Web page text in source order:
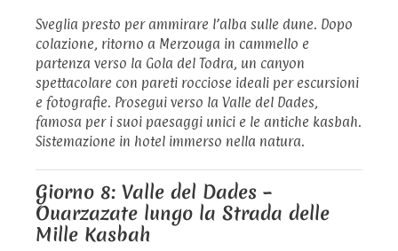
Sveglia presto per ammirare l’alba sulle dune. Dopo
colazione, ritorno a Merzouga in cammello e
partenza verso la Gola del Todra, un canyon
spettacolare con pareti rocciose ideali per escursioni
e fotografie. Prosegui verso la Valle del Dades,
famosa per i suoi paesaggi unici e le antiche kasbah.
Sistemazione in hotel immerso nella natura.
Giorno 8: Valle del Dades –
Ouarzazate lungo la Strada delle
Mille Kasbah